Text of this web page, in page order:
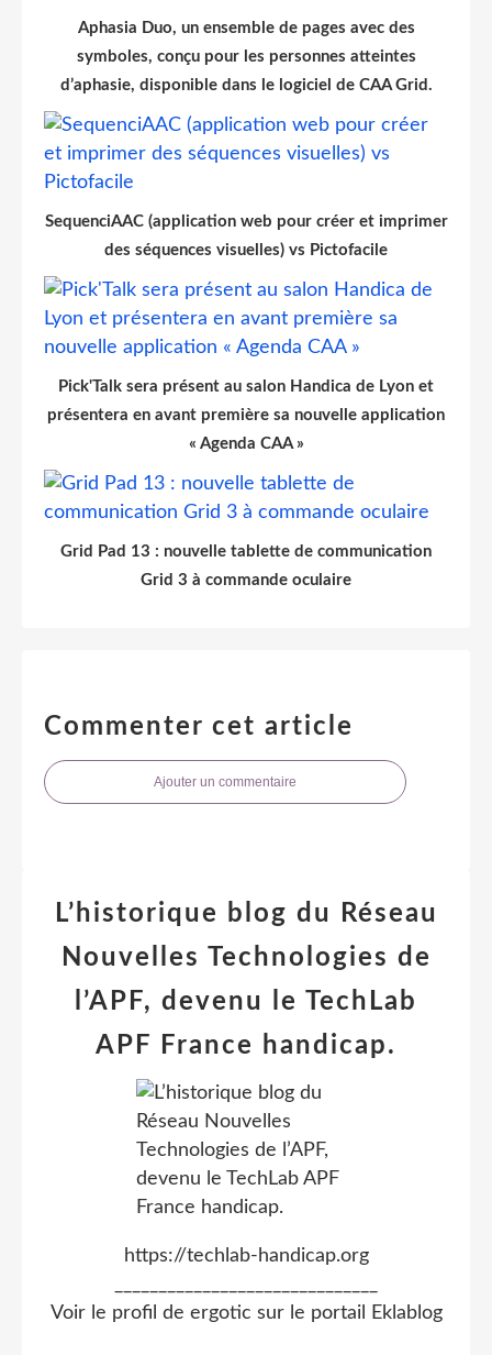
Aphasia Duo, un ensemble de pages avec des
symboles, conçu pour les personnes atteintes
d’aphasie, disponible dans le logiciel de CAA Grid.
SequenciAAC (application web pour créer et imprimer
des séquences visuelles) vs Pictofacile
Pick'Talk sera présent au salon Handica de Lyon et
présentera en avant première sa nouvelle application
« Agenda CAA »
Grid Pad 13 : nouvelle tablette de communication
Grid 3 à commande oculaire
Commenter cet article
Ajouter un commentaire
L’historique blog du Réseau
Nouvelles Technologies de
l’APF, devenu le TechLab
APF France handicap.
https://techlab-handicap.org
Voir le profil de ergotic sur le portail Eklablog